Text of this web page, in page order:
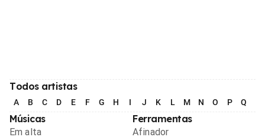
Todos artistas
A B C D E F G H I J K L M N O P Q
Músicas
Em alta
Ferramentas
Afinador